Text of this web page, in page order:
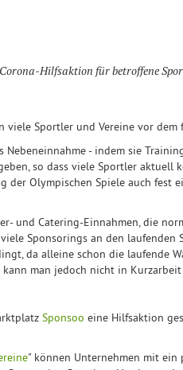
Hilfsaktion für betroffene
viele Sportler und Vereine vor dem
- indem sie
so dass viele Sportler aktuell
der Olympischen Spiele auch fest
und Catering-Einnahmen, die
Sponsorings an den
da alleine schon die laufende
man jedoch nicht in
Sponsoo eine Hilfsaktion
" können Unternehmen mit ein